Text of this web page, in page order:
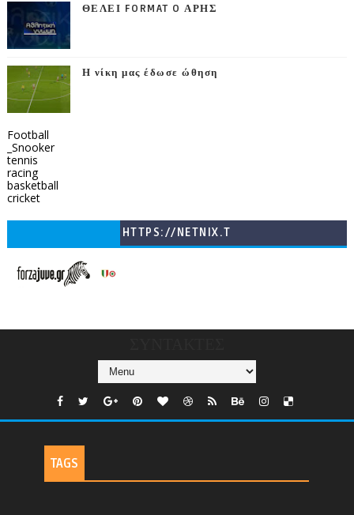
ΘΕΛΕΙ FORMAT O ΑΡΗΣ
Η νίκη μας έδωσε ώθηση
Football
_Snooker
tennis
racing
basketball
cricket
HTTPS://NETNIX.T
TAGS